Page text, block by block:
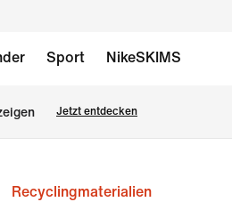
Sport NikeSKIMS
Jetzt entdecken
1Recyclingmaterialien